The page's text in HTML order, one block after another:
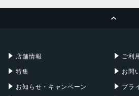
店舗情報
特集
お知らせ・キャンペーン
ご利
お問
プラ